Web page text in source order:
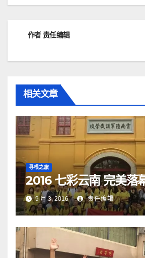
作者责任编辑
相关文章
寻根之旅
2016 七彩云南 完美落
9 月 3, 2016 责任编辑